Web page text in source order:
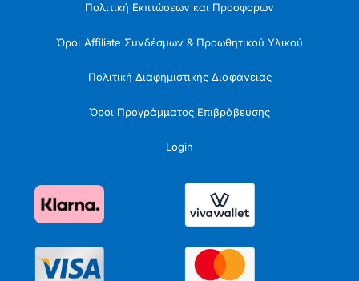
Πολιτική Εκπτώσεων και Προσφορών
Όροι Affiliate Συνδέσμων & Προωθητικού Υλικού
Πολιτική Διαφημιστικής Διαφάνειας
Όροι Προγράμματος Επιβράβευσης
Login